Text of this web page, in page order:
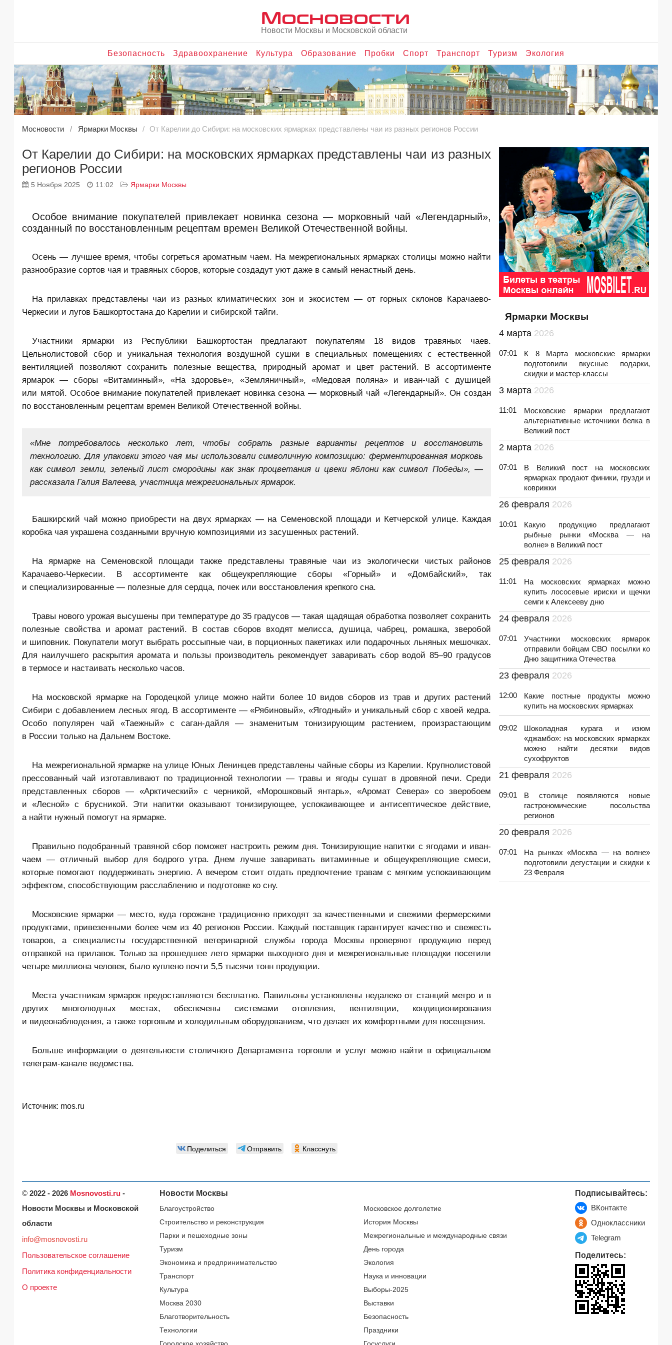
Мосновости
Новости Москвы и Московской области
Безопасность Здравоохранение Культура Образование Пробки Спорт Транспорт Туризм Экология
Мосновости Ярмарки Москвы От Карелии до Сибири: на московских ярмарках представлены чаи из разных регионов России
От Карелии до Сибири: на московских ярмарках представлены чаи из разных
регионов России
5 Ноября 2025 11:02 Ярмарки Москвы
Особое внимание покупателей привлекает новинка сезона — морковный чай «Легендарный»,
созданный по восстановленным рецептам времен Великой Отечественной войны.
Осень — лучшее время, чтобы согреться ароматным чаем. На межрегиональных ярмарках столицы можно найти
разнообразие сортов чая и травяных сборов, которые создадут уют даже в самый ненастный день.
На прилавках представлены чаи из разных климатических зон и экосистем — от горных склонов Карачаево-
Черкесии и лугов Башкортостана до Карелии и сибирской тайги.
Участники ярмарки из Республики Башкортостан предлагают покупателям 18 видов травяных чаев.
Цельнолистовой сбор и уникальная технология воздушной сушки в специальных помещениях с естественной
вентиляцией позволяют сохранить полезные вещества, природный аромат и цвет растений. В ассортименте
ярмарок — сборы «Витаминный», «На здоровье», «Земляничный», «Медовая поляна» и иван-чай с душицей
или мятой. Особое внимание покупателей привлекает новинка сезона — морковный чай «Легендарный». Он создан
по восстановленным рецептам времен Великой Отечественной войны.
«Мне потребовалось несколько лет, чтобы собрать разные варианты рецептов и восстановить
технологию. Для упаковки этого чая мы использовали символичную композицию: ферментированная морковь
как символ земли, зеленый лист смородины как знак процветания и цвеки яблони как символ Победы», —
рассказала Галия Валеева, участница межрегиональных ярмарок.
Башкирский чай можно приобрести на двух ярмарках — на Семеновской площади и Кетчерской улице. Каждая
коробка чая украшена созданными вручную композициями из засушенных растений.
На ярмарке на Семеновской площади также представлены травяные чаи из экологически чистых районов
Карачаево-Черкесии. В ассортименте как общеукрепляющие сборы «Горный» и «Домбайский», так
и специализированные — полезные для сердца, почек или восстановления крепкого сна.
Травы нового урожая высушены при температуре до 35 градусов — такая щадящая обработка позволяет сохранить
полезные свойства и аромат растений. В состав сборов входят мелисса, душица, чабрец, ромашка, зверобой
и шиповник. Покупатели могут выбрать россыпные чаи, в порционных пакетиках или подарочных льняных мешочках.
Для наилучшего раскрытия аромата и пользы производитель рекомендует заваривать сбор водой 85–90 градусов
в термосе и настаивать несколько часов.
На московской ярмарке на Городецкой улице можно найти более 10 видов сборов из трав и других растений
Сибири с добавлением лесных ягод. В ассортименте — «Рябиновый», «Ягодный» и уникальный сбор с хвоей кедра.
Особо популярен чай «Таежный» с саган-дайля — знаменитым тонизирующим растением, произрастающим
в России только на Дальнем Востоке.
На межрегиональной ярмарке на улице Юных Ленинцев представлены чайные сборы из Карелии. Крупнолистовой
прессованный чай изготавливают по традиционной технологии — травы и ягоды сушат в дровяной печи. Среди
представленных сборов — «Арктический» с черникой, «Морошковый янтарь», «Аромат Севера» со зверобоем
и «Лесной» с брусникой. Эти напитки оказывают тонизирующее, успокаивающее и антисептическое действие,
а найти нужный помогут на ярмарке.
Правильно подобранный травяной сбор поможет настроить режим дня. Тонизирующие напитки с ягодами и иван-
чаем — отличный выбор для бодрого утра. Днем лучше заваривать витаминные и общеукрепляющие смеси,
которые помогают поддерживать энергию. А вечером стоит отдать предпочтение травам с мягким успокаивающим
эффектом, способствующим расслаблению и подготовке ко сну.
Московские ярмарки — место, куда горожане традиционно приходят за качественными и свежими фермерскими
продуктами, привезенными более чем из 40 регионов России. Каждый поставщик гарантирует качество и свежесть
товаров, а специалисты государственной ветеринарной службы города Москвы проверяют продукцию перед
отправкой на прилавок. Только за прошедшее лето ярмарки выходного дня и межрегиональные площадки посетили
четыре миллиона человек, было куплено почти 5,5 тысячи тонн продукции.
Места участникам ярмарок предоставляются бесплатно. Павильоны установлены недалеко от станций метро и в
других многолюдных местах, обеспечены системами отопления, вентиляции, кондиционирования
и видеонаблюдения, а также торговым и холодильным оборудованием, что делает их комфортными для посещения.
Больше информации о деятельности столичного Департамента торговли и услуг можно найти в официальном
телеграм-канале ведомства.
Источник: mos.ru
Поделиться Отправить Класснуть
Ярмарки Москвы
4 марта 2026
07:01
К 8 Марта московские ярмарки
подготовили вкусные подарки,
скидки и мастер-классы
3 марта 2026
11:01
Московские ярмарки предлагают
альтернативные источники белка в
Великий пост
2 марта 2026
07:01
В Великий пост на московских
ярмарках продают финики, грузди и
коврижки
26 февраля 2026
10:01
Какую продукцию предлагают
рыбные рынки «Москва — на
волне» в Великий пост
25 февраля 2026
11:01
На московских ярмарках можно
купить лососевые ириски и щечки
семги к Алексееву дню
24 февраля 2026
07:01
Участники московских ярмарок
отправили бойцам СВО посылки ко
Дню защитника Отечества
23 февраля 2026
12:00
Какие постные продукты можно
купить на московских ярмарках
09:02
Шоколадная курага и изюм
«джамбо»: на московских ярмарках
можно найти десятки видов
сухофруктов
21 февраля 2026
09:01
В столице появляются новые
гастрономические посольства
регионов
20 февраля 2026
07:01
На рынках «Москва — на волне»
подготовили дегустации и скидки к
23 Февраля
© 2022 - 2026 Mosnovosti.ru -
Новости Москвы и Московской
области
info@mosnovosti.ru
Пользовательское соглашение
Политика конфиденциальности
О проекте
Новости Москвы
Благоустройство
Строительство и реконструкция
Парки и пешеходные зоны
Туризм
Экономика и предпринимательство
Транспорт
Культура
Москва 2030
Благотворительность
Технологии
Московское долголетие
История Москвы
Межрегиональные и международные связи
День города
Экология
Наука и инновации
Выборы-2025
Выставки
Безопасность
Праздники
Подписывайтесь:
ВКонтакте
Одноклассники
Telegram
Поделитесь: